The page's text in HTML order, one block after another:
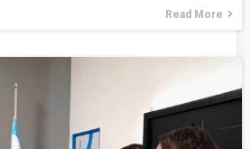
Read More